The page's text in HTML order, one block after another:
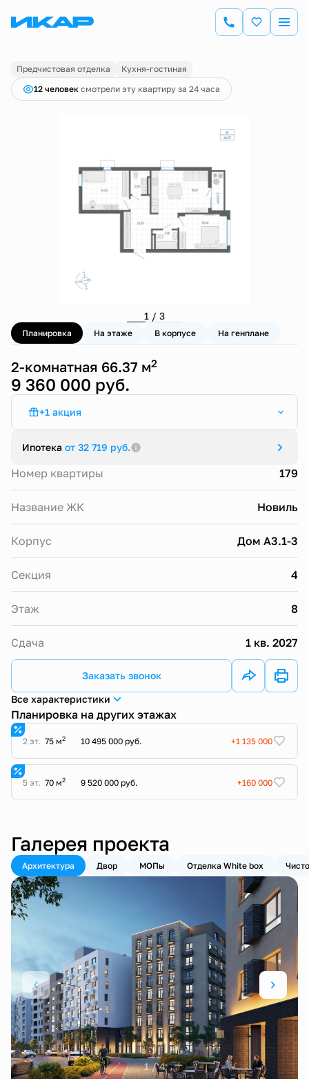
2-комнатная66.37 м 9 360 000 руб.
Ипотекаот 32 719 руб.
Предчистовая отделка
Кухня-гостиная
12 человек смотрели эту квартиру за 24 часа
1 / 3
Планировка На этаже В корпусе На генплане
2-комнатная 66.37 м2
9 360 000 руб.
+1 акция
Ипотека от 32 719 руб.
Номер квартиры 179
Название ЖК Новиль
Корпус Дом А3.1-3
Секция 4
Этаж 8
Сдача 1 кв. 2027
Заказать звонок
Все характеристики
Планировка на других этажах
2 эт. 75 м2 10 495 000 руб. +1 135 000
5 эт. 70 м2 9 520 000 руб. +160 000
Галерея проекта
Архитектура Двор МОПы Отделка White box
1 / 4